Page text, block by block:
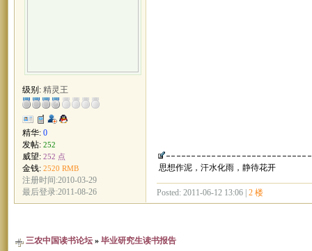
级别: 精灵王
精华: 0
发帖: 252
威望: 252 点
金钱: 2520 RMB
注册时间:2010-03-29
最后登录:2011-08-26
思想作泥，汗水化雨，静待花开
Posted: 2011-06-12 13:06 | 2 楼
三农中国读书论坛 » 毕业研究生读书报告